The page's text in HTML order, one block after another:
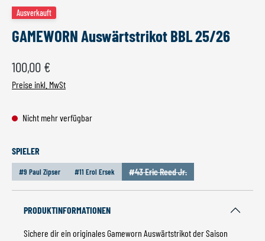
Ausverkauft
GAMEWORN Auswärtstrikot BBL 25/26
Regulärer Preis:
100,00 €
Preise inkl. MwSt
Nicht mehr verfügbar
SPIELERAUSWÄHLEN
#9 Paul Zipser #11 Erol Ersek #43 Eric Reed Jr.
(Diese Option ist zurzeit nicht
PRODUKTINFORMATIONEN
Sichere dir ein originales Gameworn Auswärtstrikot der Saison